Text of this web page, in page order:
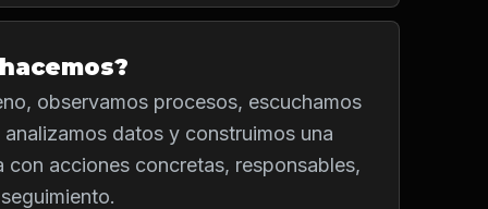
observamos procesos, escuchamos
datos y construimos una
con acciones concretas, responsables,